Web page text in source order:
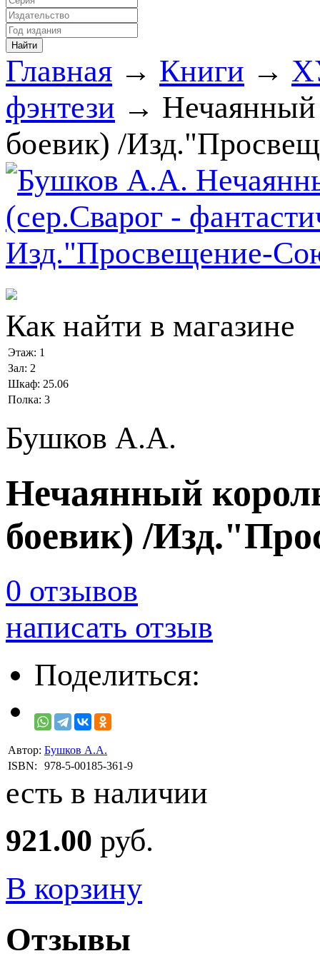
Главная → Книги →
фэнтези → Нечаянный
боевик) /
Как найти в магазине
Этаж: 1
Зал: 2
Шкаф: 25.06
Полка: 3
Бушков А.А.
Нечаянный
боевик) /
0 отзывов
написать отзыв
Поделиться:
Автор: Бушков А.А.
ISBN:
978-5-00185-361-9
есть в наличии
921.00 руб.
В корзину
Отзывы